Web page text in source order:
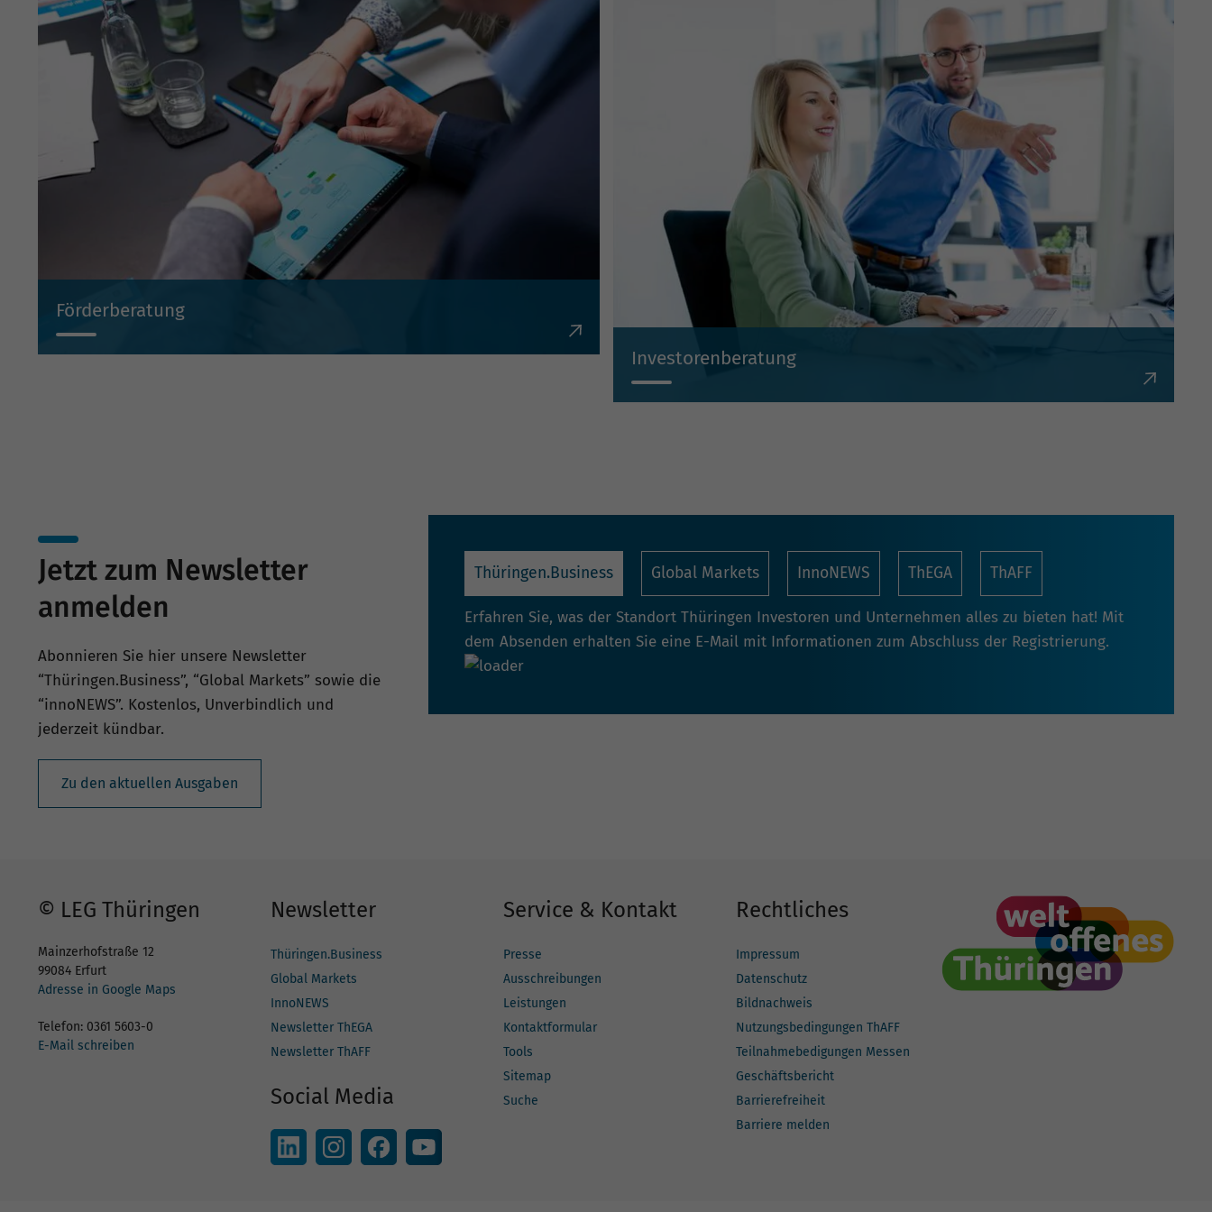
Förderberatung
Investorenberatung
Jetzt zum Newsletter
anmelden
Abonnieren Sie hier unsere Newsletter
“Thüringen.Business”, “Global Markets” sowie die
“innoNEWS”. Kostenlos, Unverbindlich und
jederzeit kündbar.
Zu den aktuellen Ausgaben
Thüringen.Business Global Markets InnoNEWS ThEGA ThAFF
Erfahren Sie, was der Standort Thüringen Investoren und Unternehmen alles zu bieten hat! Mit
dem Absenden erhalten Sie eine E-Mail mit Informationen zum Abschluss der Registrierung.
© LEG Thüringen
Mainzerhofstraße 12
99084 Erfurt
Adresse in Google Maps
Telefon: 0361 5603-0
E-Mail schreiben
Newsletter
Thüringen.Business
Global Markets
InnoNEWS
Newsletter ThEGA
Newsletter ThAFF
Social Media
Service & Kontakt
Presse
Ausschreibungen
Leistungen
Kontaktformular
Tools
Sitemap
Suche
Rechtliches
Impressum
Datenschutz
Bildnachweis
Nutzungsbedingungen ThAFF
Teilnahmebedigungen Messen
Geschäftsbericht
Barrierefreiheit
Barriere melden